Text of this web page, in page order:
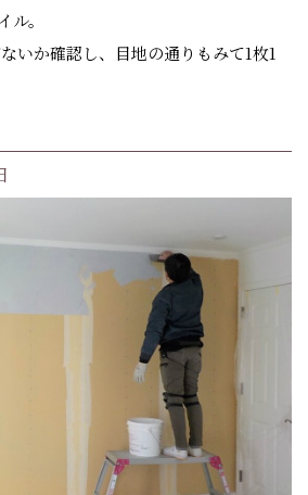
。
いか確認し、目地の通りもみて1枚1